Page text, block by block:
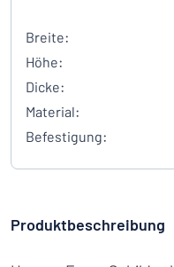
Breite:
Höhe:
Dicke:
Material:
Befestigung:
Produktbeschreibung